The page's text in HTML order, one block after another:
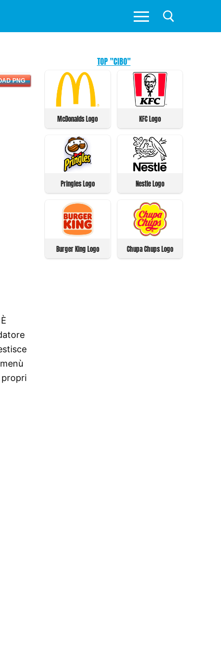
PNG
propri
TOP "CIBO"
McDonalds Logo KFC Logo
Pringles Logo Nestle Logo
Burger King Logo Chupa Chups Logo